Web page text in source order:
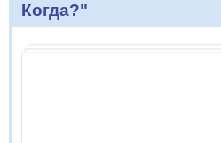
Когда?"